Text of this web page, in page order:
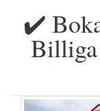
✔️
Billiga